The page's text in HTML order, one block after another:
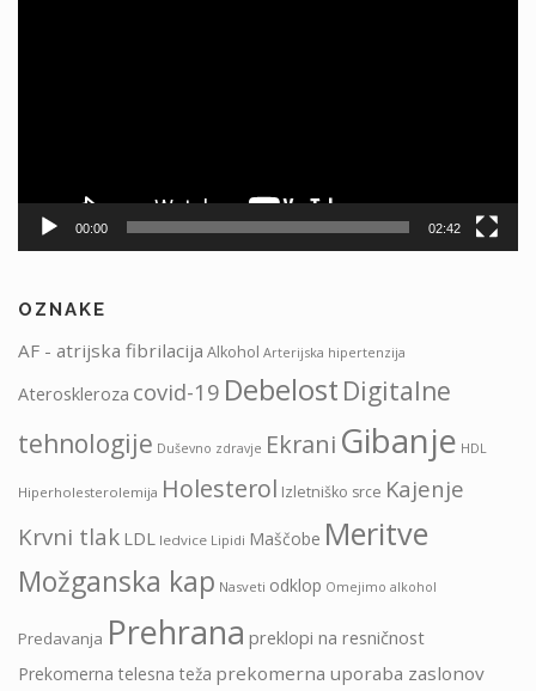
00:00 02:42
OZNAKE
AF - atrijska fibrilacija Alkohol Arterijska hipertenzija
Ateroskleroza covid-19 Debelost Digitalne
tehnologije Duševno zdravje Ekrani Gibanje HDL
Hiperholesterolemija Holesterol Izletniško srce Kajenje
Krvni tlak LDL ledvice Lipidi Maščobe Meritve
Možganska kap Nasveti odklop Omejimo alkohol
Predavanja Prehrana preklopi na resničnost
Prekomerna telesna teža prekomerna uporaba zaslonov